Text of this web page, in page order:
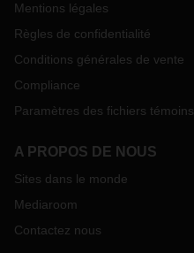
Mentions légales
Règles de confidentialité
Conditions générales de vente
Compliance
Paramètres des fichiers témoins
A PROPOS DE NOUS
Sites dans le monde
Mediaroom
Contactez nous